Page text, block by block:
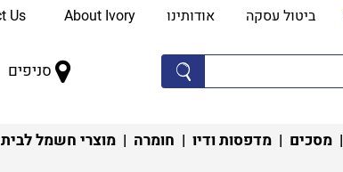
ביטול עסקה אודותינו About Ivory
סניפים
| מסכים | מדפסות ודיו | חומרה | מוצרי חשמל לבית